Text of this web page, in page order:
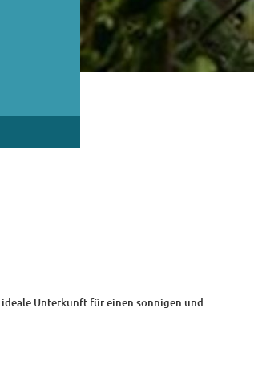
Unterkunft für einen sonnigen und